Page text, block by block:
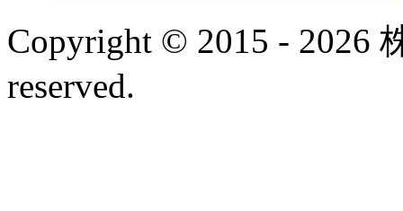
Copyright © 2015 - 2026
reserved.